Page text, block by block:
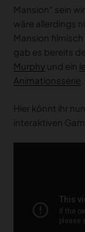
Mansion“ sein
wäre allerdings
Mansion
gab es bereits
Murphy und ein
Animationsserie
Hier könnt ihr
interaktiven